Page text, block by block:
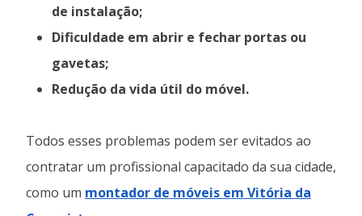
de instalação;
Dificuldade em abrir e fechar portas ou
gavetas;
Redução da vida útil do móvel.
Todos esses problemas podem ser evitados ao
contratar um profissional capacitado da sua cidade,
como um montador de móveis em Vitória da